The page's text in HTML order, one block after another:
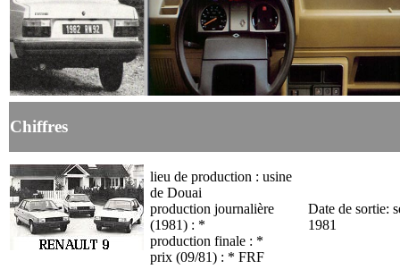
Chiffres
lieu de production : usine
de Douai
production journalière
(1981) : *
production finale : *
prix (09/81) : * FRF
Date de sortie:
1981